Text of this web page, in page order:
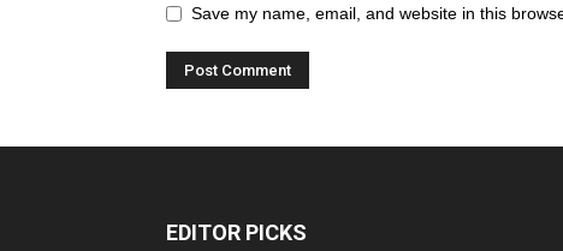
Save my name, email, and website in this
EDITOR PICKS